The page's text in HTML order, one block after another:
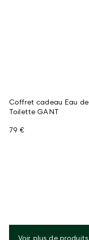
Coffret cadeau Eau de
Toilette GANT
79 €
Voir plus de produits